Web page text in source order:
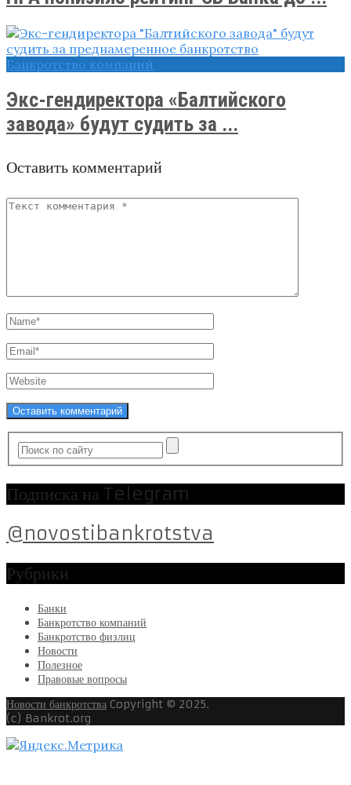
Банкротство компаний
Экс-гендиректора «Балтийского
завода» будут судить за ...
Оставить комментарий
Подписка на Telegram
@novostibankrotstva
Рубрики
Банки
Банкротство компаний
Банкротство физлиц
Новости
Полезное
Правовые вопросы
Новости банкротства Copyright © 2025.
(c) Bankrot.org